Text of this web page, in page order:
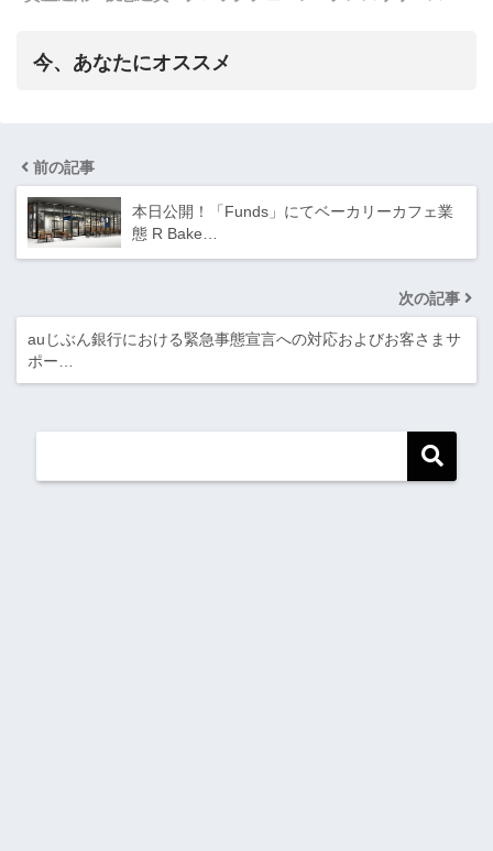
今、あなたにオススメ
前の記事
本日公開！「Funds」にてベーカリーカフェ業
態 R Bake…
次の記事
auじぶん銀行における緊急事態宣言への対応およびお客さまサ
ポー…